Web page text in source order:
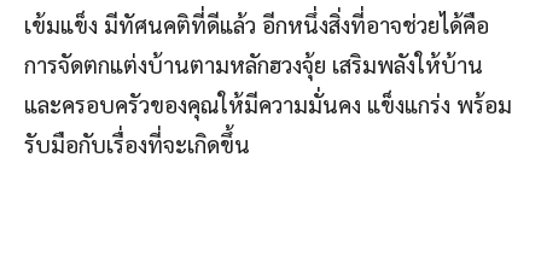
เข้มแข็ง มีทัศนคติที่ดีแล้ว อีกหนึ่งสิ่งที่อาจช่วยได้คือ
การจัดตกแต่งบ้านตามหลักฮวงจุ้ย เสริมพลังให้บ้าน
และครอบครัวของคุณให้มีความมั่นคง แข็งแกร่ง พร้อม
รับมือกับเรื่องที่จะเกิดขึ้น